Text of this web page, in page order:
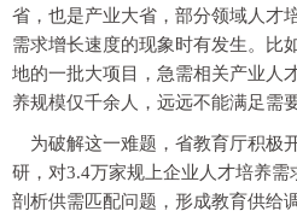
省，也是产业大省，部分领域人才
需求增长速度的现象时有发生。比
地的一批大项目，急需相关产业人
养规模仅千余人，远远不能满足需要
为破解这一难题，省教育厅积极
研，对3.4万家规上企业人才培养
剖析供需匹配问题，形成教育供给